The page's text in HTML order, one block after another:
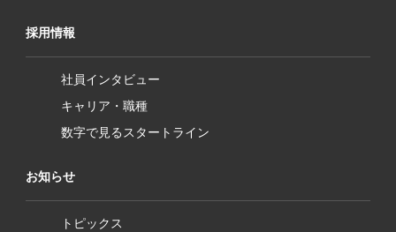
採用情報
社員インタビュー
キャリア・職種
数字で見るスタートライン
お知らせ
トピックス